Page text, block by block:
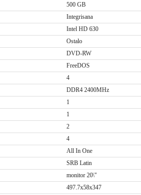
500 GB
Integrisana
Intel HD 630
Ostalo
DVD-RW
FreeDOS
4
DDR4 2400MHz
1
1
2
4
All In One
SRB Latin
monitor 20\"
497.7x58x347